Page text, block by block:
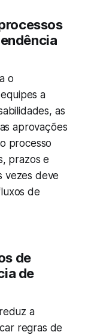
o
a
as
aprovações
processo
prazos e
vezes deve
de
de
de
a
regras de